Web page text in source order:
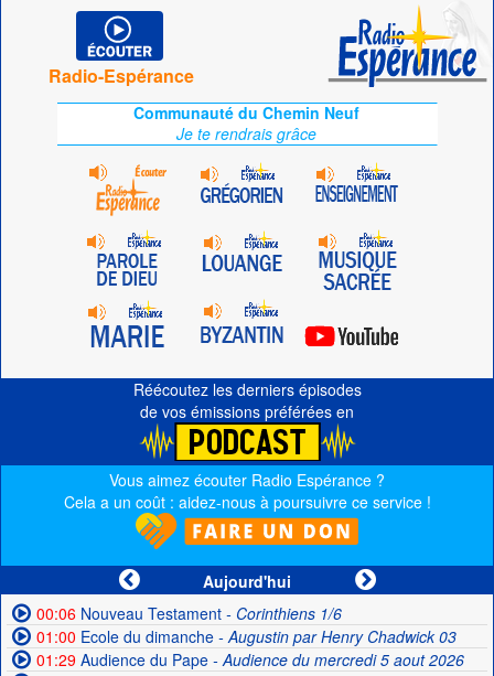
Radio-Espérance
Communauté du Chemin Neuf
Je te rendrais grâce
Réécoutez les derniers épisodes
de vos émissions préférées en
Vous aimez écouter Radio Espérance ?
Cela a un coût : aidez-nous à poursuivre ce service !
Aujourd'hui
00:06Nouveau Testament- Corinthiens 1/6
01:00 Ecole du dimanche- Augustin par Henry Chadwick 03
01:29Audience du Pape- Audience du mercredi 5 aout 2026